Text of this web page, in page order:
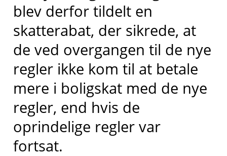
blev derfor tildelt en
skatterabat, der sikrede, at
de ved overgangen til de nye
regler ikke kom til at betale
mere i boligskat med de nye
regler, end hvis de
oprindelige regler var
fortsat.